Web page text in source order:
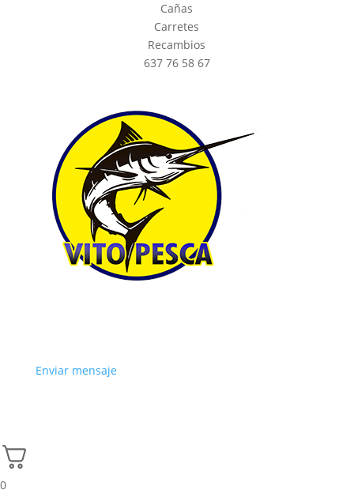
Cañas
Carretes
Recambios
637 76 58 67
Enviar mensaje
0